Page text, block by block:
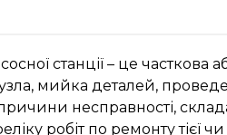
станції – це часткова
мийка деталей,
несправності,
робіт по ремонту тієї чи